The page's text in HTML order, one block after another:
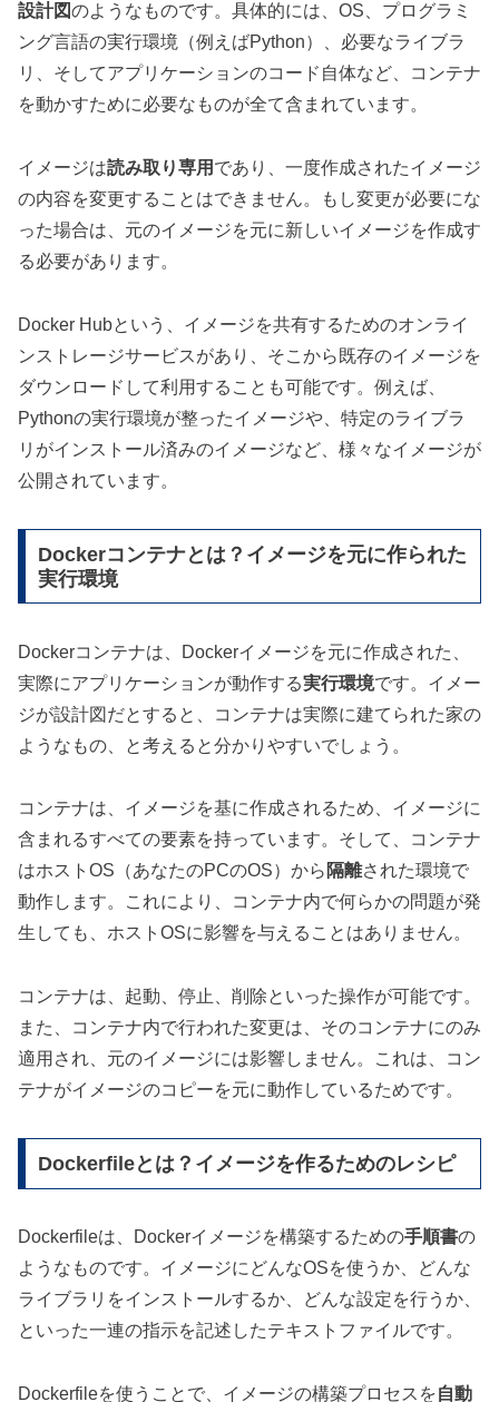
設計図のようなものです。具体的には、OS、プログラミ
ング言語の実行環境（例えばPython）、必要なライブラ
リ、そしてアプリケーションのコード自体など、コンテナ
を動かすために必要なものが全て含まれています。
イメージは読み取り専用 であり、一度作成されたイメージ
の内容を変更することはできません。もし変更が必要にな
った場合は、元のイメージを元に新しいイメージを作成す
る必要があります。
Docker Hubという、イメージを共有するためのオンライ
ンストレージサービスがあり、そこから既存のイメージを
ダウンロードして利用することも可能です。例えば、
Pythonの実行環境が整ったイメージや、特定のライブラ
リがインストール済みのイメージなど、様々なイメージが
公開されています。
Dockerコンテナとは？イメージを元に作られた
実行環境
Dockerコンテナは、Dockerイメージを元に作成された、
実際にアプリケーションが動作する実行環境です。イメー
ジが設計図だとすると、コンテナは実際に建てられた家の
ようなもの、と考えると分かりやすいでしょう。
コンテナは、イメージを基に作成されるため、イメージに
含まれるすべての要素を持っています。そして、コンテナ
はホストOS（あなたのPCのOS）から 隔離された環境で
動作します。これにより、コンテナ内で何らかの問題が発
生しても、ホストOSに影響を与えることはありません。
コンテナは、起動、停止、削除といった操作が可能です。
また、コンテナ内で行われた変更は、そのコンテナにのみ
適用され、元のイメージには影響しません。これは、コン
テナがイメージのコピーを元に動作しているためです。
Dockerfileとは？イメージを作るためのレシピ
Dockerfileは、Dockerイメージを構築するための手順書の
ようなものです。イメージにどんなOSを使うか、どんな
ライブラリをインストールするか、どんな設定を行うか、
といった一連の指示を記述したテキストファイルです。
Dockerfileを使うことで、イメージの構築プロセスを自動